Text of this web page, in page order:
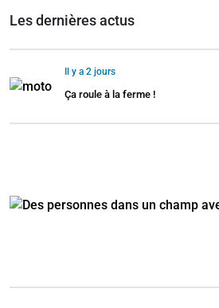
Les dernières actus
Il y a 2 jours
Ça roule à la ferme !